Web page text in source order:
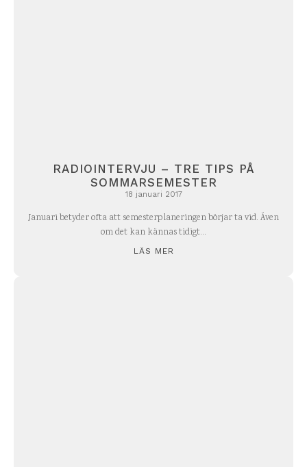
RADIOINTERVJU – TRE TIPS PÅ
SOMMARSEMESTER
18 januari 2017
Januari betyder ofta att semesterplaneringen börjar ta vid. Även
om det kan kännas tidigt...
LÄS MER